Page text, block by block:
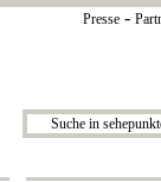
Presse -